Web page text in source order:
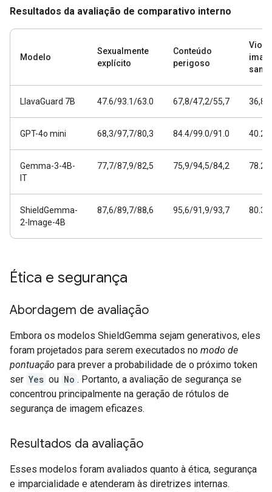
Resultados da avaliação de comparativo interno
Modelo
Sexualmente
explícito
Conteúdo
perigoso
LlavaGuard 7B 47.6/93.1/63.0 67,8/47,2/55,7 36,8/
GPT-4o mini 68,3/97,7/80,3 84.4/99.0/91.0 40.2/
Gemma-3-4B-
IT
77,7/87,9/82,5 75,9/94,5/84,2 78.2/
ShieldGemma-
2-Image-4B
87,6/89,7/88,6 95,6/91,9/93,7 80.3/
Ética e segurança
Abordagem de avaliação
Embora os modelos ShieldGemma sejam generativos, eles
foram projetados para serem executados no modo de
pontuação para prever a probabilidade de o próximo token
ser Yes ou No . Portanto, a avaliação de segurança se
concentrou principalmente na geração de rótulos de
segurança de imagem eficazes.
Resultados da avaliação
Esses modelos foram avaliados quanto à ética, segurança
e imparcialidade e atenderam às diretrizes internas.